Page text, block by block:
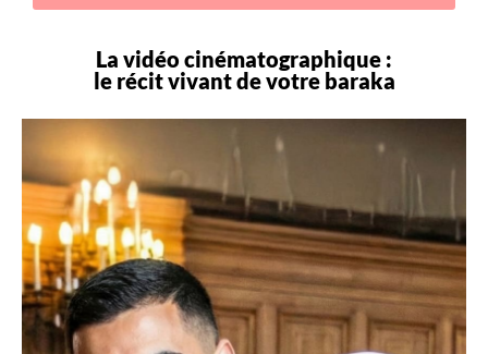
La vidéo cinématographique :
le récit vivant de votre baraka